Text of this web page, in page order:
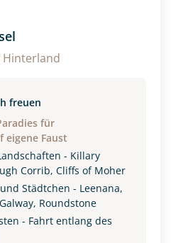
Hinterland
freuen
für
eigene Faust
- Killary
Corrib, Cliffs of Moher
Städtchen - Leenana,
Roundstone
- Fahrt entlang des
Option 2